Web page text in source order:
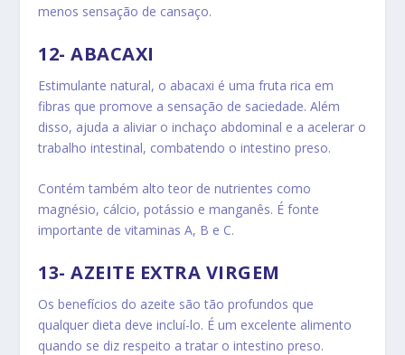
menos sensação de cansaço.
12- ABACAXI
Estimulante natural, o abacaxi é uma fruta rica em
fibras que promove a sensação de saciedade. Além
disso, ajuda a aliviar o inchaço abdominal e a acelerar o
trabalho intestinal, combatendo o intestino preso.
Contém também alto teor de nutrientes como
magnésio, cálcio, potássio e manganês. É fonte
importante de vitaminas A, B e C.
13- AZEITE EXTRA VIRGEM
Os benefícios do azeite são tão profundos que
qualquer dieta deve incluí-lo. É um excelente alimento
quando se diz respeito a tratar o intestino preso.